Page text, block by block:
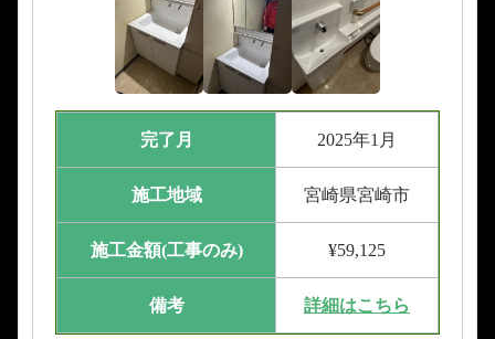
完了月 2025年1月
施工地域 宮崎県宮崎市
施工金額(工事のみ) ¥59,125
備考 詳細はこちら